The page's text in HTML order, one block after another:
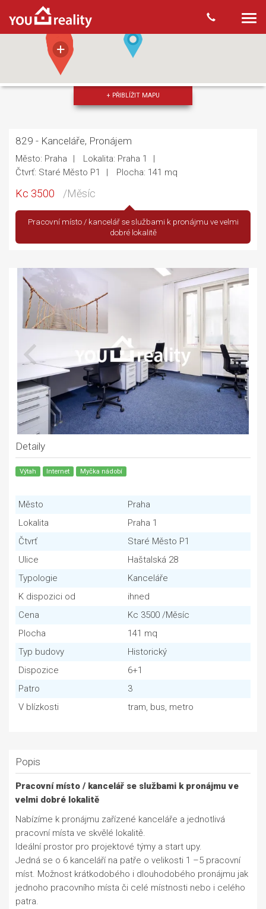
+ PŘIBLÍŽIT MAPU
829 - Kanceláře, Pronájem
Město: Praha
Lokalita: Praha 1
Čtvrť: Staré Město P1
Plocha: 141 mq
Kc 3500 /Měsíc
Pracovní místo / kancelář se službami k pronájmu ve velmi
dobré lokalitě
Detaily
Výtah Internet Myčka nádobí
Město
Praha
Lokalita
Praha 1
Čtvrť
Staré Město P1
Ulice
Haštalská 28
Typologie
Kanceláře
K dispozici od
ihned
Cena
Kc 3500 /Měsíc
Plocha
141 mq
Typ budovy
Historický
Dispozice
6+1
Patro
3
V blízkosti
tram, bus, metro
Popis
Pracovní místo / kancelář se službami k pronájmu ve
velmi dobré lokalitě
Nabízíme k pronájmu zařízené kanceláře a jednotlivá
pracovní místa ve skvělé lokalitě.
Ideální prostor pro projektové týmy a start upy.
Jedná se o 6 kanceláří na patře o velikosti 1 –5 pracovní
míst. Možnost krátkodobého i dlouhodobého pronájmu jak
jednoho pracovního místa či celé místnosti nebo i celého
patra.